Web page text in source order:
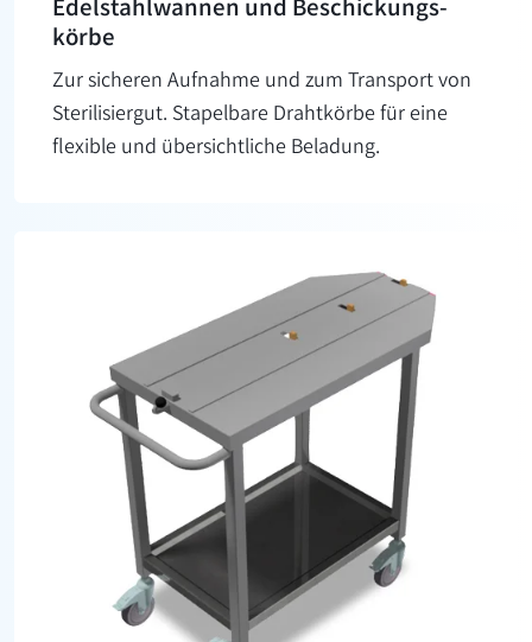
Edelstahl­wannen und Beschickungs­
körbe
Zur sicheren Aufnahme und zum Transport von
Sterilisiergut. Stapelbare Drahtkörbe für eine
flexible und übersichtliche Beladung.